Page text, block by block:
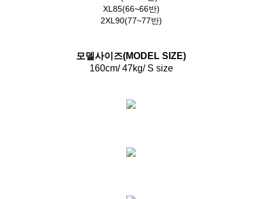
XL85(66~66반)
2XL90(77~77반)
모델사이즈(MODEL SIZE)
160cm/ 47kg/ S size